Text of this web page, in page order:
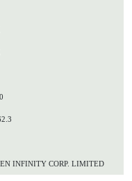
INFINITY CORP. LIMITED